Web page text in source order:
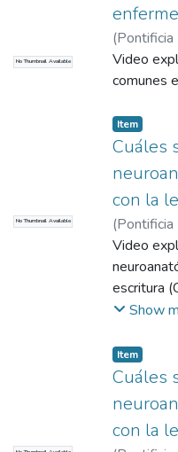
No Thumbnail Available
(Pontificia
2016 )
Video
comunes
No Thumbnail Available
Item
Cuáles
con la
(Pontificia
2016 )
Martínez,
Video
escritura
Show
Item
Cuáles
con la